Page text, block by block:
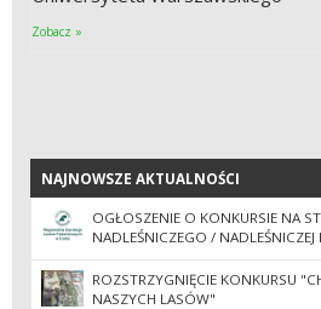
Zobacz »
NAJNOWSZE AKTUALNOŚCI
NAJNOWSZE AKTUALNOŚCI
OGŁOSZENIE O KONKURSIE NA
NADLEŚNICZEGO /
ROZSTRZYGNIĘCIE KONKURSU
NASZYCH LASÓW"